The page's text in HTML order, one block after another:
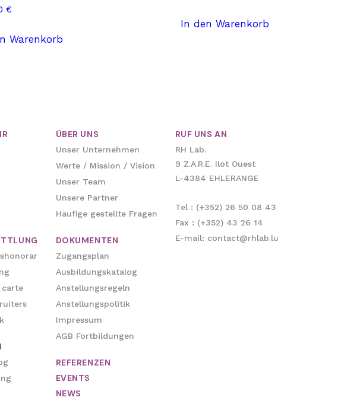
€
Warenkorb
In den Warenkorb
carte
ÜBER UNS
Unser Unternehmen
Werte / Mission / Vision
Unser Team
Unsere Partner
Häufige gestellte Fragen
DOKUMENTEN
Zugangsplan
Ausbildungskatalog
Anstellungsregeln
Anstellungspolitik
Impressum
AGB Fortbildungen
REFERENZEN
EVENTS
NEWS
RUF UNS AN
RH Lab.
9 Z.A.R.E. Ilot Ouest
L-4384 EHLERANGE
Tel : (+352) 26 50 08 43
Fax : (+352) 43 26 14
E-mail: contact@rhlab.lu